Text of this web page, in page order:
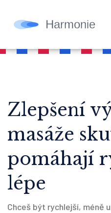
Zlepšení
masáže
pomáhají
lépe
Chceš být rychlejší, méně